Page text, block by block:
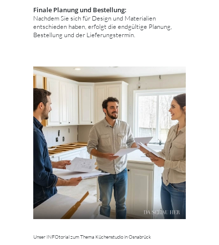
Finale Planung und Bestellung:
Nachdem Sie sich für Design und Materialien
entschieden haben, erfolgt die endgültige Planung,
Bestellung und der Lieferungstermin.
Unser INFOtorial zum Thema Küchenstudio in Osnabrück